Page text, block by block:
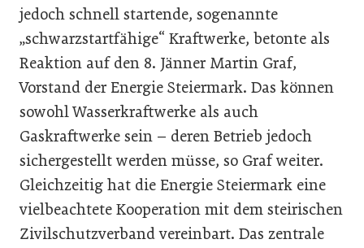
jedoch schnell startende, sogenannte
„schwarzstartfähige“ Kraftwerke, betonte als
Reaktion auf den 8. Jänner Martin Graf,
Vorstand der Energie Steiermark. Das können
sowohl Wasserkraftwerke als auch
Gaskraftwerke sein – deren Betrieb jedoch
sichergestellt werden müsse, so Graf weiter.
Gleichzeitig hat die Energie Steiermark eine
vielbeachtete Kooperation mit dem steirischen
Zivilschutzverband vereinbart. Das zentrale